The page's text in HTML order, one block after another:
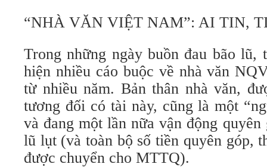
“NHÀ VĂN VIỆT NAM”: AI TIN,
Trong những ngày buồn đau bão lũ,
hiện nhiều cáo buộc về nhà văn
từ nhiều năm. Bản thân nhà văn,
tương đối có tài này, cũng là một
và đang một lần nữa vận động quyên
lũ lụt (và toàn bộ số tiền quyên góp,
được chuyển cho MTTQ).